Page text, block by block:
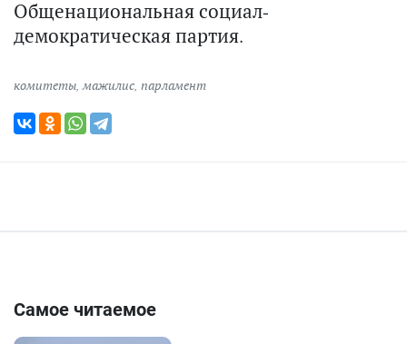
Общенациональная социал-
демократическая партия.
комитеты мажилис парламент
Самое читаемое